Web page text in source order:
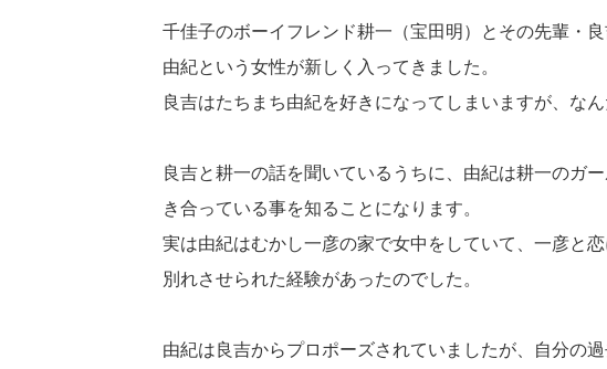
千佳子のボーイフレンド耕一（宝田明）とその先輩・
由紀という女性が新しく入ってきました。
良吉はたちまち由紀を好きになってしまいますが、な
良吉と耕一の話を聞いているうちに、由紀は耕一のガ
き合っている事を知ることになります。
実は由紀はむかし一彦の家で女中をしていて、一彦と
別れさせられた経験があったのでした。
由紀は良吉からプロポーズされていましたが、自分の